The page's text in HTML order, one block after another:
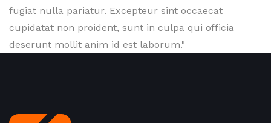
fugiat nulla pariatur. Excepteur sint occaecat
cupidatat non proident, sunt in culpa qui officia
deserunt mollit anim id est laborum."